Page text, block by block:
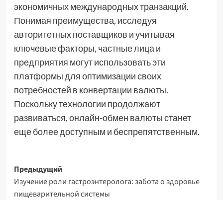
экономичных международных транзакций.
Понимая преимущества, исследуя
авторитетных поставщиков и учитывая
ключевые факторы, частные лица и
предприятия могут использовать эти
платформы для оптимизации своих
потребностей в конвертации валюты.
Поскольку технологии продолжают
развиваться, онлайн-обмен валюты станет
еще более доступным и беспрепятственным.
Навигация
записи
Предыдущий
Изучение роли гастроэнтеролога: забота о здоровье
пищеварительной системы